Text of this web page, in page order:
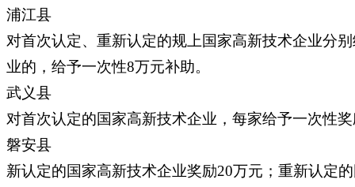
浦江县
对首次认定、重新认定的规上国家高新技术企业分
业的，给予一次性8万元补助。
武义县
对首次认定的国家高新技术企业，每家给予一次性
磐安县
新认定的国家高新技术企业奖励20万元；重新认定